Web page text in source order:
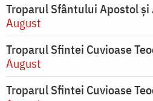
Troparul Sfântului Apostol
August
Troparul Sfintei Cuvioase
August
Troparul Sfintei Cuvioase